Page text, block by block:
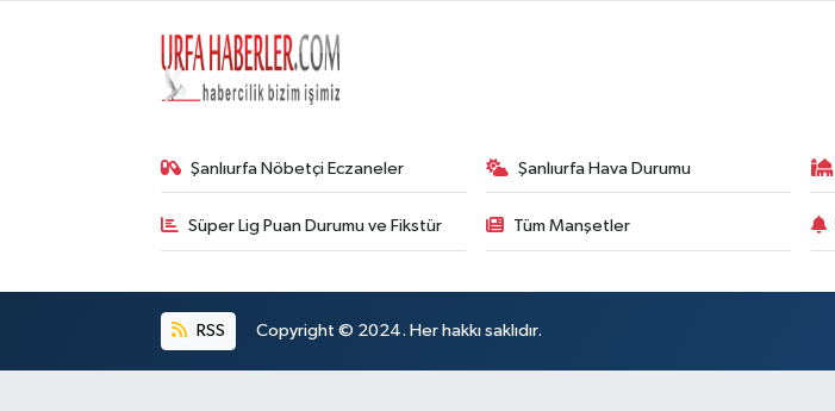
Şanlıurfa Nöbetçi Eczaneler Şanlıurfa Hava Durumu
Süper Lig Puan Durumu ve Fikstür Tüm Manşetler
RSS Copyright © 2024. Her hakkı saklıdır.